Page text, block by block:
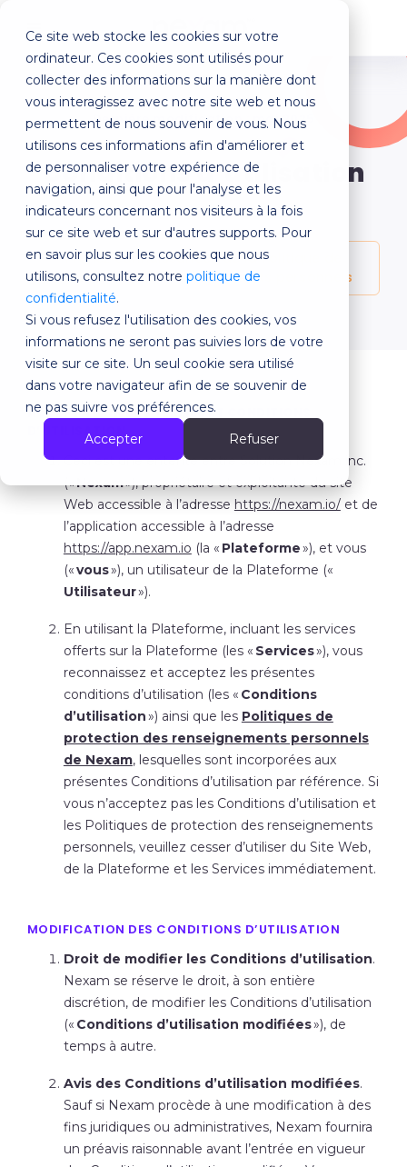
Ce site web stocke les cookies sur votre
ordinateur. Ces cookies sont utilisés pour
collecter des informations sur la manière dont
vous interagissez avec notre site web et nous
permettent de nous souvenir de vous. Nous
utilisons ces informations afin d'améliorer et
de personnaliser votre expérience de
navigation, ainsi que pour l'analyse et les
indicateurs concernant nos visiteurs à la fois
sur ce site web et sur d'autres supports. Pour
en savoir plus sur les cookies que nous
utilisons, consultez notre politique de
confidentialité.
Si vous refusez l'utilisation des cookies, vos
informations ne seront pas suivies lors de votre
visite sur ce site. Un seul cookie sera utilisé
dans votre navigateur afin de se souvenir de
ne pas suivre vos préférences.
Accepter
Refuser
MENU
Dernière modification :mai 2025
Conditions d’utilisation
Prenez connaissances de la Politique de
protection des renseignements personnels
ACCEPTATION DES TERMES ET CONDITIONS
D’UTILISATION
Ceci est une entente entre Solution Nexam inc.
(«Nexam»), propriétaire et exploitante du site
Web accessible à l’adresse https://nexam.io/et de
l’application accessible à l’adresse
https://app.nexam.io (la « Plateforme»), et vous
(«vous»), un utilisateur de la Plateforme («
Utilisateur»).
En utilisant la Plateforme, incluant les services
offerts sur la Plateforme (les « Services»), vous
reconnaissez et acceptez les présentes
conditions d’utilisation (les « Conditions
d’utilisation») ainsi que les Politiques de
protection des renseignements personnels
de Nexam, lesquelles sont incorporées aux
présentes Conditions d’utilisation par référence. Si
vous n’acceptez pas les Conditions d’utilisation et
les Politiques de protection des renseignements
personnels, veuillez cesser d’utiliser du Site Web,
de la Plateforme et les Services immédiatement.
MODIFICATION DES CONDITIONS D’UTILISATION
Droit de modifier les Conditions d’utilisation.
Nexam se réserve le droit, à son entière
discrétion, de modifier les Conditions d’utilisation
(« Conditions d’utilisation modifiées»), de
temps à autre.
Avis des Conditions d’utilisation modifiées.
Sauf si Nexam procède à une modification à des
fins juridiques ou administratives, Nexam fournira
un préavis raisonnable avant l’entrée en vigueur